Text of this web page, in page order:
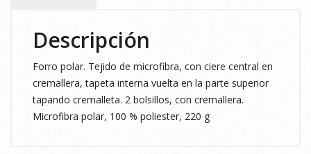
Descripción
Forro polar. Tejido de microfibra, con ciere central en
cremallera, tapeta interna vuelta en la parte superior
tapando cremalleta. 2 bolsillos, con cremallera.
Microfibra polar, 100 % poliester, 220 g